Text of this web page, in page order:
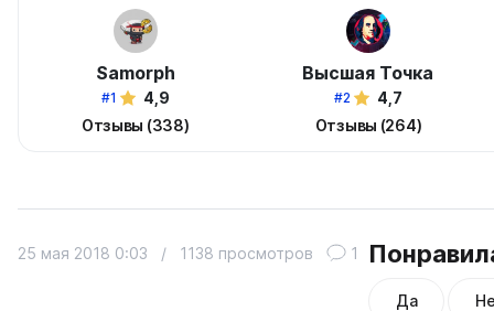
Samorph
#1
4,9
Отзывы (338)
Высшая Точка
#2
4,7
Отзывы (264)
Да
25 мая 2018 0:03 / 1138 просмотров 1